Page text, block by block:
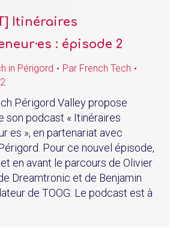
Itinéraires
: épisode 2
in Périgord Par French Tech
Périgord Valley propose
son podcast « Itinéraires
», en partenariat avec
Pour ce nouvel épisode,
en avant le parcours de Olivier
Dreamtronic et de Benjamin
de TOOG. Le podcast est à